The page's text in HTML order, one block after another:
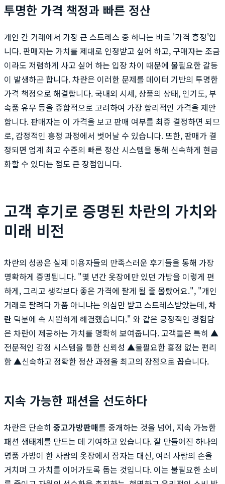
투명한 가격 책정과 빠른 정산
개인 간 거래에서 가장 큰 스트레스 중 하나는 바로 '가격 흥정'입
니다. 판매자는 가치를 제대로 인정받고 싶어 하고, 구매자는 조금
이라도 저렴하게 사고 싶어 하는 입장 차이 때문에 불필요한 갈등
이 발생하곤 합니다. 차란은 이러한 문제를 데이터 기반의 투명한
가격 책정으로 해결합니다. 국내외 시세, 상품의 상태, 인기도, 부
속품 유무 등을 종합적으로 고려하여 가장 합리적인 가격을 제안
합니다. 판매자는 이 가격을 보고 판매 여부를 최종 결정하면 되므
로, 감정적인 흥정 과정에서 벗어날 수 있습니다. 또한, 판매가 결
정되면 업계 최고 수준의 빠른 정산 시스템을 통해 신속하게 현금
화할 수 있다는 점도 큰 장점입니다.
고객 후기로 증명된 차란의 가치와
미래 비전
차란의 성공은 실제 이용자들의 만족스러운 후기들을 통해 가장
명확하게 증명됩니다. "몇 년간 옷장에만 있던 가방을 이렇게 편
하게, 그리고 생각보다 좋은 가격에 팔게 될 줄 몰랐어요.", "개인
거래로 팔려다 가품 아니냐는 의심만 받고 스트레스받았는데,차
란 덕분에 속 시원하게 해결했습니다." 와 같은 긍정적인 경험담
은 차란이 제공하는 가치를 명확히 보여줍니다. 고객들은 특히 ▲
전문적인 감정 시스템을 통한 신뢰성 ▲불필요한 흥정 없는 편리
함 ▲신속하고 정확한 정산 과정을 최고의 장점으로 꼽습니다.
지속 가능한 패션을 선도하다
차란은 단순히 중고가방판매를 중개하는 것을 넘어, 지속 가능한
패션 생태계를 만드는 데 기여하고 있습니다. 잘 만들어진 하나의
명품 가방이 한 사람의 옷장에서 잠자는 대신, 여러 사람의 손을
거치며 그 가치를 이어가도록 돕는 것입니다. 이는 불필요한 소비